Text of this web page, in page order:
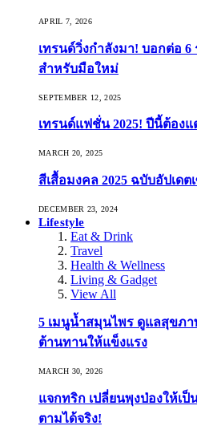
APRIL 7, 2026
เทรนด์วิ่งกำลังมา! บอกต่อ
สำหรับมือใหม่
SEPTEMBER 12, 2025
เทรนด์แฟชั่น 2025! ปีนี้ต้องแ
MARCH 20, 2025
สีเสื้อมงคล 2025 ฉบับอัปเดต
DECEMBER 23, 2024
Lifestyle
Eat & Drink
Travel
Health & Wellness
Living & Gadget
View All
5 เมนูน้ำสมุนไพร ดูแลสุขภ
ต้านทานให้แข็งแรง
MARCH 30, 2026
แจกทริก เปลี่ยนพุงป่องให้เ
ตามได้จริง!